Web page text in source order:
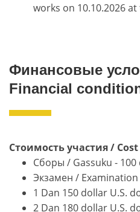
works on 10.10.2026
Финансовые
Financial
Стоимость участия /
Cборы / Gassuku -
Экзамен / Examination
1 Dan 150 dollar U.S.
2 Dan 180 dollar U.S.